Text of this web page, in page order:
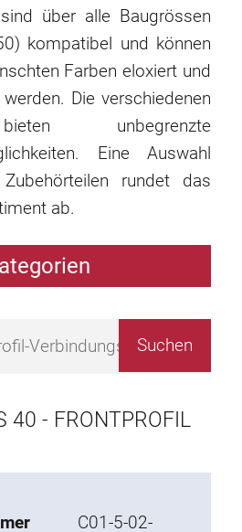
über alle Baugrössen
kompatibel und können
Farben eloxiert und
Die verschiedenen
unbegrenzte
Eine Auswahl
rundet das
ab.
40 - FRONTPROFIL
C01-5-02-